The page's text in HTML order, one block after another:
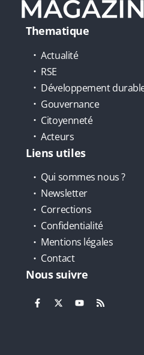
Thematique
Actualité
RSE
Développement
Gouvernance
Citoyenneté
Acteurs
Liens utiles
Qui sommes nous ?
Newsletter
Corrections
Confidentialité
Mentions légales
Contact
Nous suivre